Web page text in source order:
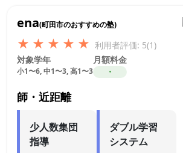
ena(町田市のおすすめの塾)
★ ★ ★ ★ ★ 利用者評価: 5(1)
対象学年
小1〜6, 中1〜3, 高1〜3
月額料金
・
師・近距離
少人数集団
指導
ダブル学習
システム